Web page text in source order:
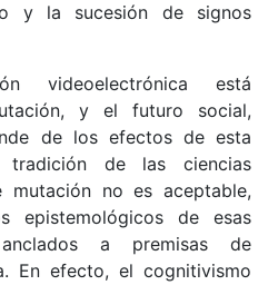
y la sucesión de signos
videoelectrónica está
y el futuro social,
de los efectos de esta
de las ciencias
no es aceptable,
epistemológicos de esas
anclados a premisas de
En efecto, el cognitivismo